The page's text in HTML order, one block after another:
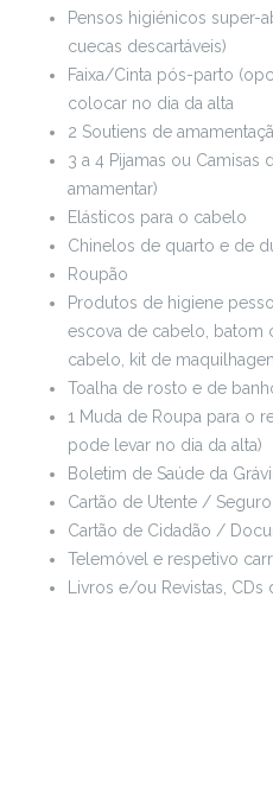
Pensos higiénicos super-
cuecas descartáveis)
Faixa/Cinta pós-parto
colocar no dia da alta
2 Soutiens de
3 a 4 Pijamas ou Camisas
amamentar)
Elásticos para o cabelo
Chinelos de quarto e de
Roupão
Produtos de higiene
escova de cabelo, batom
cabelo, kit de
Toalha de rosto e de
1 Muda de Roupa para o
pode levar no dia da alta)
Boletim de Saúde da
Cartão de Utente / Seguro
Cartão de Cidadão /
Telemóvel e respetivo
Livros e/ou Revistas, CDs